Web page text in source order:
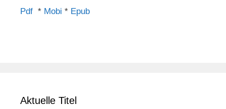
Pdf * Mobi * Epub
Aktuelle Titel